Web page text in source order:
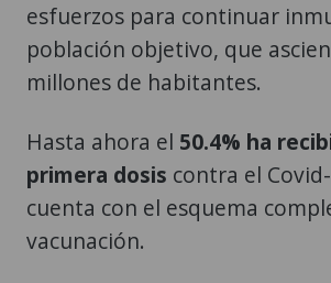
esfuerzos para continuar
población objetivo, que
millones de habitantes.
Hasta ahora el 50.4% ha
primera dosis contra el
cuenta con el esquema
vacunación.